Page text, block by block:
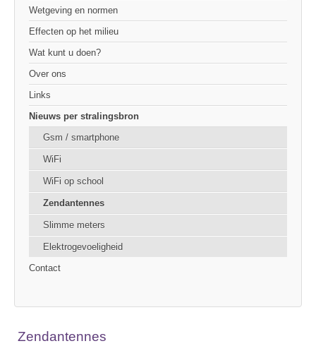
Wetgeving en normen
Effecten op het milieu
Wat kunt u doen?
Over ons
Links
Nieuws per stralingsbron
Gsm / smartphone
WiFi
WiFi op school
Zendantennes
Slimme meters
Elektrogevoeligheid
Contact
Zendantennes